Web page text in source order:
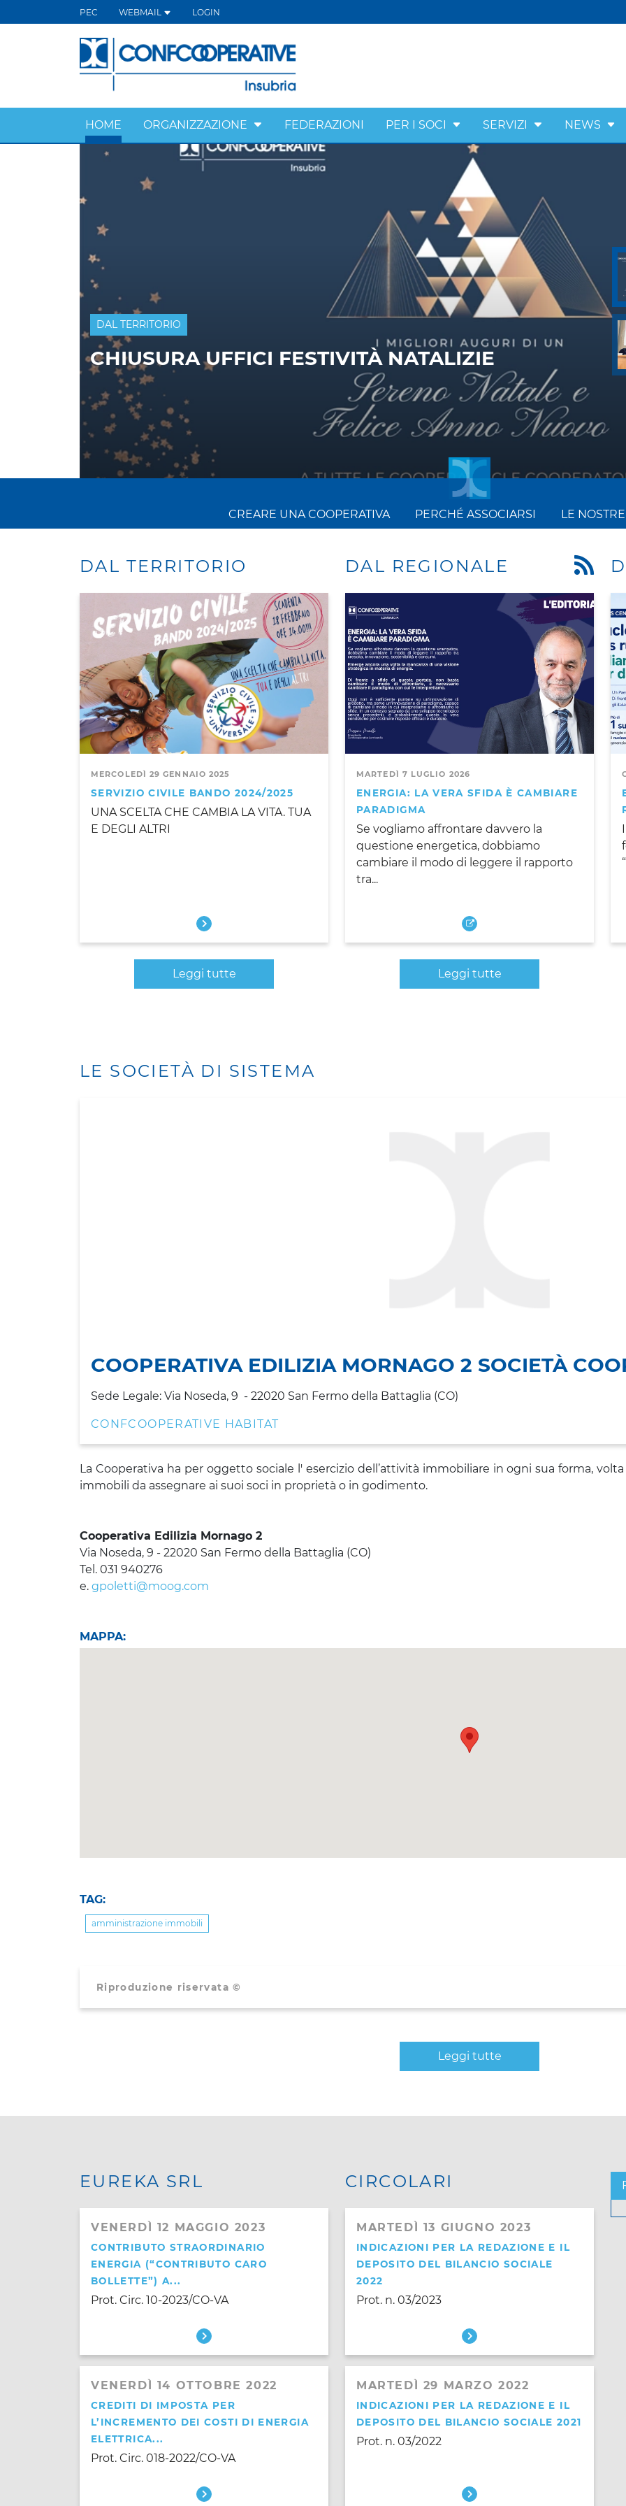
PEC WEBMAIL LOGIN
HOME ORGANIZZAZIONE FEDERAZIONI PER I SOCI SERVIZI NEWS
PRIMO PIANO
ASSEMBLEA ANNUALE CONFCOOPERATIVE
INSUBRIA - LE COOPERATIVE...
CREARE UNA COOPERATIVA PERCHÉ ASSOCIARSI LE
DAL TERRITORIO
MERCOLEDÌ 29 GENNAIO 2025
SERVIZIO CIVILE BANDO 2024/2025
UNA SCELTA CHE CAMBIA LA VITA. TUA
E DEGLI ALTRI
Leggi tutte
DAL REGIONALE
MARTEDÌ 7 LUGLIO 2026
ENERGIA: LA VERA SFIDA È CAMBIARE
PARADIGMA
Se vogliamo affrontare davvero la
questione energetica, dobbiamo
cambiare il modo di leggere il rapporto
tra...
Leggi tutte
LE SOCIETÀ DI SISTEMA
COOPERATIVA EDILIZIA MORNAGO 2 SOCIETÀ
Sede Legale: Via Noseda, 9 - 22020 San Fermo della Battaglia (CO)
CONFCOOPERATIVE HABITAT
La Cooperativa ha per oggetto sociale l' esercizio dell’attività immobiliare in ogni sua forma,
immobili da assegnare ai suoi soci in proprietà o in godimento.
Cooperativa Edilizia Mornago 2
Via Noseda, 9 - 22020 San Fermo della Battaglia (CO)
Tel. 031 940276
e. gpoletti@moog.com
MAPPA:
TAG:
amministrazione immobili
Riproduzione riservata ©
Leggi tutte
EUREKA SRL
VENERDÌ 12 MAGGIO 2023
CONTRIBUTO STRAORDINARIO
ENERGIA (“CONTRIBUTO CARO
BOLLETTE”) A...
Prot. Circ. 10-2023/CO-VA
VENERDÌ 14 OTTOBRE 2022
CREDITI DI IMPOSTA PER
L’INCREMENTO DEI COSTI DI ENERGIA
ELETTRICA...
Prot. Circ. 018-2022/CO-VA
CIRCOLARI
MARTEDÌ 13 GIUGNO 2023
INDICAZIONI PER LA REDAZIONE E IL
DEPOSITO DEL BILANCIO SOCIALE
2022
Prot. n. 03/2023
MARTEDÌ 29 MARZO 2022
INDICAZIONI PER LA REDAZIONE E IL
DEPOSITO DEL BILANCIO SOCIALE 2021
Prot. n. 03/2022